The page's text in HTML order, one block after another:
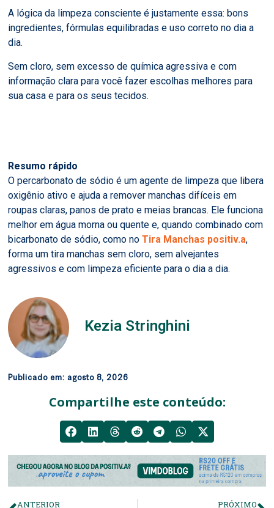
A lógica da limpeza consciente é justamente essa: bons
ingredientes, fórmulas equilibradas e uso correto no dia a
dia.
Sem cloro, sem excesso de química agressiva e com
informação clara para você fazer escolhas melhores para
sua casa e para os seus tecidos.
Resumo rápido
O percarbonato de sódio é um agente de limpeza que libera
oxigênio ativo e ajuda a remover manchas difíceis em
roupas claras, panos de prato e meias brancas. Ele funciona
melhor em água morna ou quente e, quando combinado com
bicarbonato de sódio, como noTira Manchas positiv.a,
forma um tira manchas sem cloro, sem alvejantes
agressivos e com limpeza eficiente para o dia a dia.
Kezia Stringhini
Publicado em:agosto 8, 2026
Compartilhe este conteúdo:
ANTERIOR PRÓXIMO